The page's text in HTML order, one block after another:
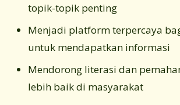
topik-topik penting
Menjadi platform terpercaya
untuk mendapatkan informasi
Mendorong literasi dan
lebih baik di masyarakat